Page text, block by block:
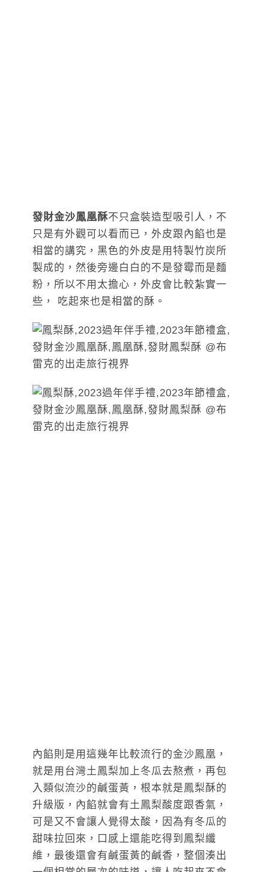
發財金沙鳳凰酥不只盒裝造型吸引人，不
只是有外觀可以看而已，外皮跟內餡也是
相當的講究，黑色的外皮是用特製竹炭所
製成的，然後旁邊白白的不是發霉而是麵
粉，所以不用太擔心，外皮會比較紮實一
些， 吃起來也是相當的酥。
內餡則是用這幾年比較流行的金沙鳳凰，
就是用台灣土鳳梨加上冬瓜去熬煮，再包
入類似流沙的鹹蛋黃，根本就是鳳梨酥的
升級版，內餡就會有土鳳梨酸度跟香氣，
可是又不會讓人覺得太酸，因為有冬瓜的
甜味拉回來，口感上還能吃得到鳳梨纖
維，最後還會有鹹蛋黃的鹹香，整個湊出